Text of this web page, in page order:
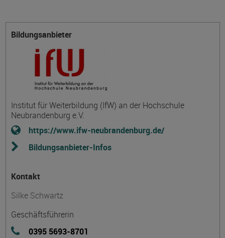
Bildungsanbieter
Institut für Weiterbildung (IfW) an der Hochschule
Neubrandenburg e.V.
https://www.ifw-neubrandenburg.de/
Bildungsanbieter-Infos
Kontakt
Silke Schwartz
Geschäftsführerin
0395 5693-8701